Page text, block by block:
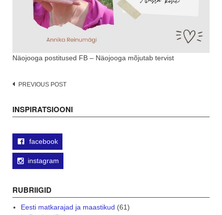
Näojooga postitused FB – Näojooga mõjutab tervist
Post
PREVIOUS POST
INSPIRATSIOONI
facebook
instagram
RUBRIIGID
Eesti matkarajad ja maastikud (61)